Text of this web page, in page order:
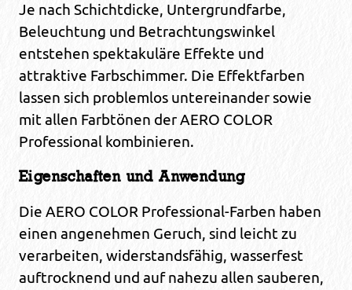
Je nach Schichtdicke, Untergrundfarbe,
Beleuchtung und Betrachtungswinkel
entstehen spektakuläre Effekte und
attraktive Farbschimmer. Die Effektfarben
lassen sich problemlos untereinander sowie
mit allen Farbtönen der AERO COLOR
Professional kombinieren.
Eigenschaften und Anwendung
Die AERO COLOR Professional-Farben haben
einen angenehmen Geruch, sind leicht zu
verarbeiten, widerstandsfähig, wasserfest
auftrocknend und auf nahezu allen sauberen,